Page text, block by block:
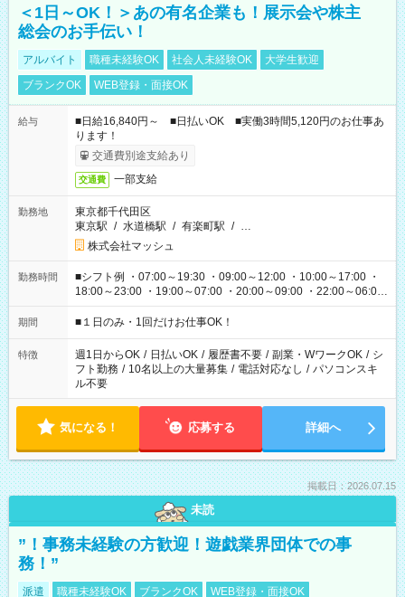
＜1日～OK！＞あの有名企業も！展示会や株主
総会のお手伝い！
アルバイト 職種未経験OK 社会人未経験OK
大学生歓迎
ブランクOK
WEB登録・面接OK
給与
■日給16,840円～ ■日払いOK ■実働3時間5,120円のお仕事あ
ります！
交通費別途支給あり
交通費 一部支給
勤務地
東京都千代田区
東京駅 / 水道橋駅 / 有楽町駅 / …
株式会社マッシュ
勤務時間
■シフト例 ・07:00～19:30 ・09:00～12:00 ・10:00～17:00 ・
18:00～23:00 ・19:00～07:00 ・20:00～09:00 ・22:00～06:00
etc ★最短で3時間で5,120円のお仕事から 15時間で2万円近く稼
げるお仕事も！ ご希望のお時間に合わせてご紹介！ ※シフトは
ください！
期間 ■１日のみ・1回だけお仕事OK！
特徴 週1日からOK / 日払いOK / 履歴書不要 / 副業・WワークOK / シ
フト勤務 / 10名以上の大量募集 / 電話対応なし / パソコンスキ
ル不要
気になる！ 応募する 詳細へ
掲載日：2026.07.15
未読
”！事務未経験の方歓迎！遊戯業界団体での事
務！”
派遣 職種未経験OK ブランクOK WEB登録・面接OK